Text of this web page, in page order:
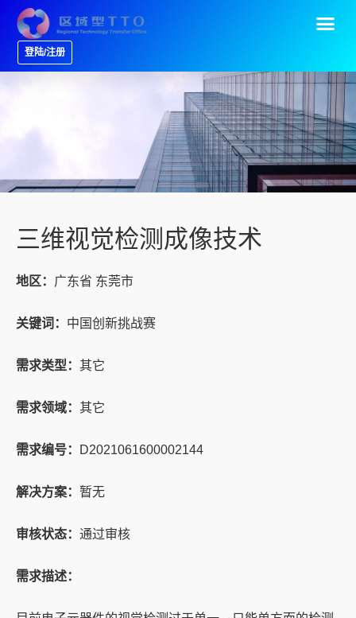
登陆/注册
三维视觉检测成像技术
地区： 广东省 东莞市
关键词： 中国创新挑战赛
需求类型： 其它
需求领域： 其它
需求编号： D2021061600002144
解决方案： 暂无
审核状态： 通过审核
需求描述：